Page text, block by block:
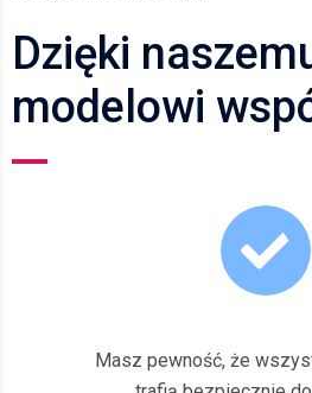
Dzięki
modelowi
Masz pewność, że